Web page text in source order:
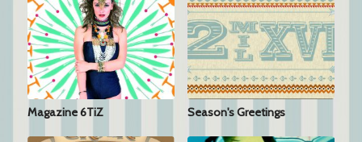
Magazine 6TiZ Season's Greetings